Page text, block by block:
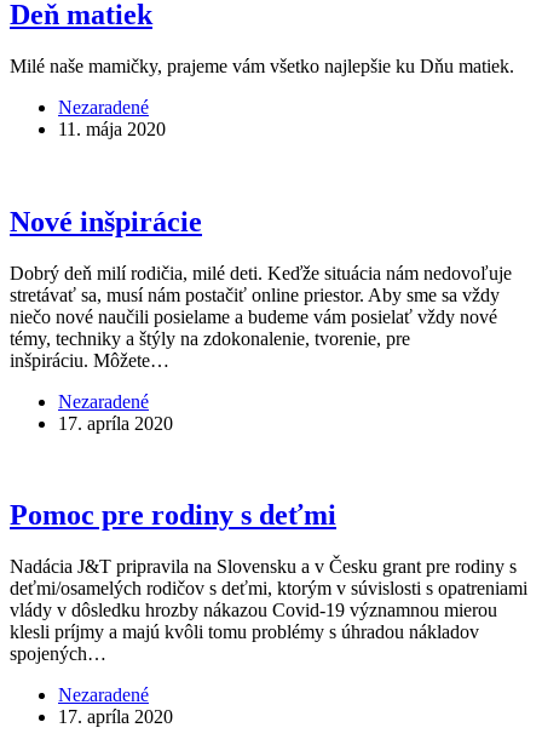
Deň matiek
Milé naše mamičky, prajeme vám všetko najlepšie ku Dňu matiek.
Nezaradené
11. mája 2020
Nové inšpirácie
Dobrý deň milí rodičia, milé deti. Keďže situácia nám nedovoľuje
stretávať sa, musí nám postačiť online priestor. Aby sme sa vždy
niečo nové naučili posielame a budeme vám posielať vždy nové
témy, techniky a štýly na zdokonalenie, tvorenie, pre
inšpiráciu. Môžete…
Nezaradené
17. apríla 2020
Pomoc pre rodiny s deťmi
Nadácia J&T pripravila na Slovensku a v Česku grant pre rodiny s
deťmi/osamelých rodičov s deťmi, ktorým v súvislosti s opatreniami
vlády v dôsledku hrozby nákazou Covid-19 významnou mierou
klesli príjmy a majú kvôli tomu problémy s úhradou nákladov
spojených…
Nezaradené
17. apríla 2020